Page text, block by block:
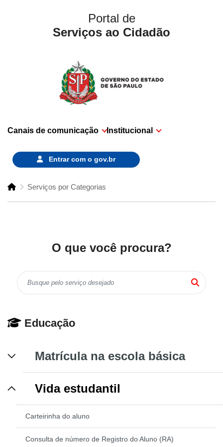
Portal de
Serviços ao Cidadão
Canais de comunicação Institucional
Entrar com o gov.br
Serviços por Categorias
O que você procura?
Educação
Matrícula na escola básica
Vida estudantil
Carteirinha do aluno
Consulta de número de Registro do Aluno (RA)